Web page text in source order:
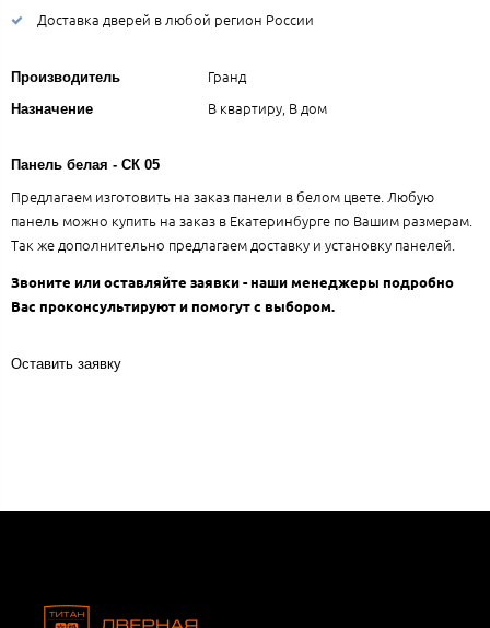
Доставка дверей в любой регион России
Производитель Гранд
Назначение В квартиру, В дом
Панель белая - СК 05
Предлагаем изготовить на заказ панели в белом цвете. Любую
панель можно купить на заказ в Екатеринбурге по Вашим размерам.
Так же дополнительно предлагаем доставку и установку панелей.
Звоните или оставляйте заявки - наши менеджеры подробно
Вас проконсультируют и помогут с выбором.
Оставить заявку